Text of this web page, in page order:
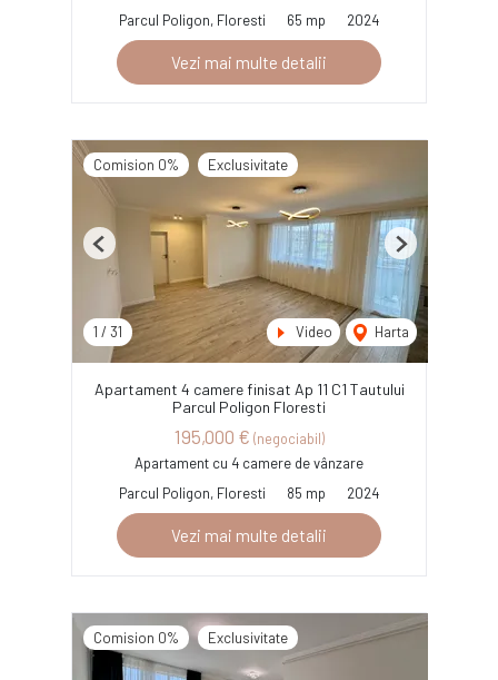
Parcul Poligon, Floresti
65 mp 2024
Vezi mai multe detalii
Comision 0% Exclusivitate
1 / 31 Video Harta
Previous Next
Apartament 4 camere finisat Ap 11 C1 Tautului
Parcul Poligon Floresti
195,000 € (negociabil)
Apartament cu 4 camere de vânzare
Parcul Poligon, Floresti
85 mp 2024
Vezi mai multe detalii
Comision 0% Exclusivitate